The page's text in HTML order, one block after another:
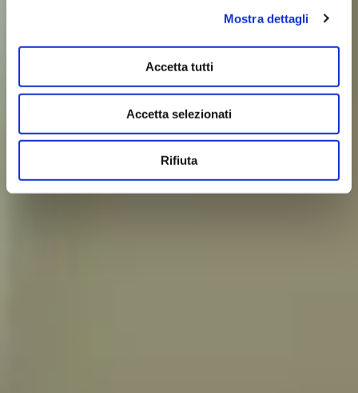
Mostra dettagli
Accetta tutti
Accetta selezionati
Rifiuta